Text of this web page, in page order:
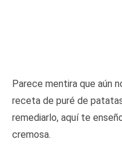
Parece mentira que aún
receta de puré de
remediarlo, aquí te
cremosa.